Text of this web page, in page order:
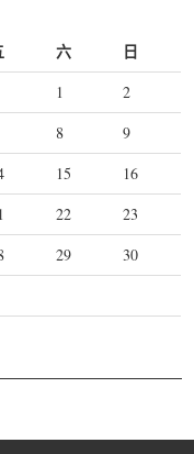
六 日
1
2
8
9
15
16
22
23
29
30